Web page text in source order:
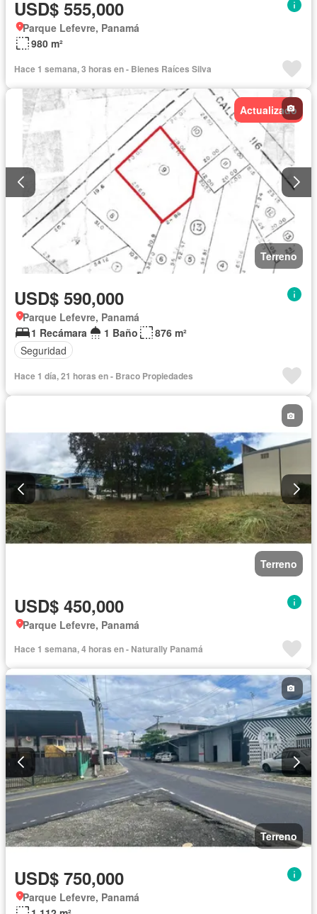
USD$ 555,000
Parque Lefevre, Panamá
980 m²
Hace 1 semana, 3 horas en - Bienes Raíces Silva
Actualizado
Terreno
USD$ 590,000
Parque Lefevre, Panamá
1 Recámara
1 Baño
876 m²
Seguridad
Hace 1 día, 21 horas en - Braco Propiedades
Terreno
USD$ 450,000
Parque Lefevre, Panamá
Hace 1 semana, 4 horas en - Naturally Panamá
Terreno
USD$ 750,000
Parque Lefevre, Panamá